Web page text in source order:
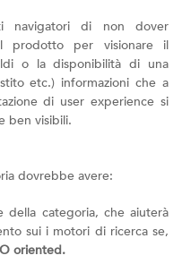
navigatori di non dover
prodotto per visionare il
o la disponibilità di una
etc.) informazioni che a
di user experience si
ben visibili.
dovrebbe avere:
della categoria, che aiuterà
sui i motori di ricerca se,
oriented.